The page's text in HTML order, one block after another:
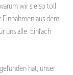
wir sie so toll
aus dem
uns alle. Einfach
hat, unser